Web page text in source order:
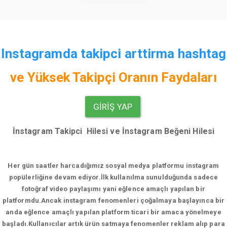
Instagramda takipci arttirma hashtag
ve Yüksek Takipçi Oranın Faydaları
GIRIŞ YAP
İnstagram Takipci Hilesi ve İnstagram Beğeni Hilesi
Her gün saatler harcadığımız sosyal medya platformu instagram
popülerliğine devam ediyor.İlk kullanılma sunulduğunda sadece
fotoğraf video paylaşımı yani eğlence amaçlı yapılan bir
platformdu.Ancak instagram fenomenleri çoğalmaya başlayınca bir
anda eğlence amaçlı yapılan platform ticari bir amaca yönelmeye
başladı.Kullanıcılar artık ürün satmaya fenomenler reklam alıp para